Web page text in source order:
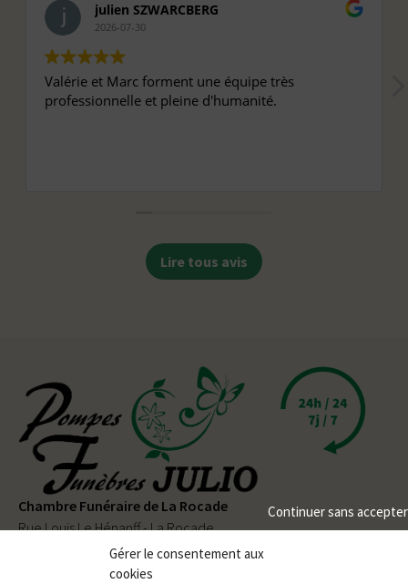
Gérer le consentement aux
cookies
Continuer sans accepter
julien SZWARCBERG
2026-07-30
Valérie et Marc forment une équipe très
professionnelle et pleine d'humanité.
Lire tous avis
Chambre Funéraire de La Rocade
Rue Louis Le Hénanff - La Rocade
56330 PLUVIGNER